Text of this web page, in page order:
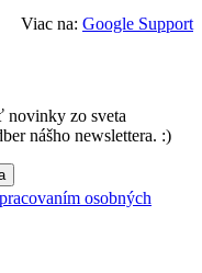
Viac na: Google Support
novinky zo sveta
nášho newslettera. :)
osobných